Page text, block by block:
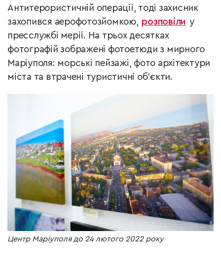
Антитерористичній операції, тоді захисник
захопився аерофотозйомкою, розповіли у
пресслужбі мерії. На трьох десятках
фотографій зображені фотоетюди з мирного
Маріуполя: морські пейзажі, фото архітектури
міста та втрачені туристичні об’єкти.
Центр Маріуполя до 24 лютого 2022 року